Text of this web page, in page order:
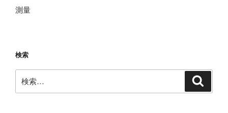
測量
検索
索: